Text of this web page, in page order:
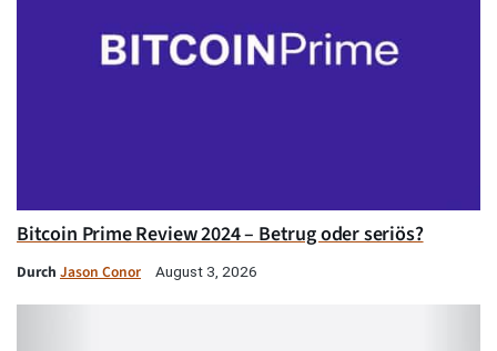
Bitcoin Prime Review 2024 – Betrug oder seriös?
Durch Jason Conor August 3, 2026